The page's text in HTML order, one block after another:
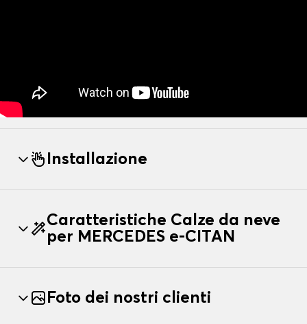
Installazione
Caratteristiche Calze da neve
per MERCEDES e-CITAN
Foto dei nostri clienti